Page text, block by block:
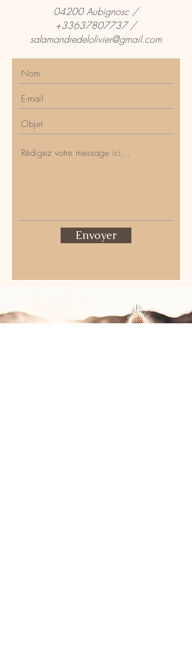
04200 Aubignosc /
+33637807737/
salamandredelolivier@gmail.com
Envoyer